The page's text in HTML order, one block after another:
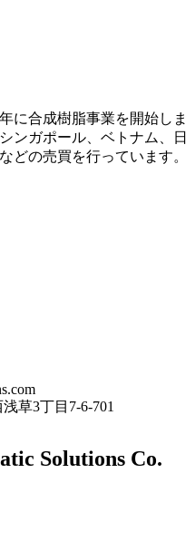
に合成樹脂事業を開始しま
ンガポール、ベトナム、日
どの売買を行っています。
草3丁目7-6-701
Solutions Co.